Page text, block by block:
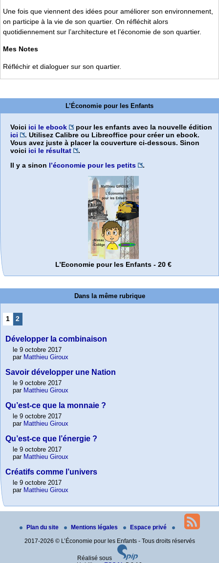
Une fois que viennent des idées pour améliorer son environnement,
on participe à la vie de son quartier. On réfléchit alors
quotidiennement sur l’architecture et l’économie de son quartier.
Mes Notes
Réfléchir et dialoguer sur son quartier.
L’Économie pour les Enfants
Voici ici le ebook
pour les enfants avec la nouvelle édition
ici
. Utilisez Calibre ou Libreoffice pour créer un ebook.
Vous avez juste à placer la couverture ci-dessous. Sinon
voici ici le résultat
.
Il y a sinon l’économie pour les petits .
L’Economie pour les Enfants - 20 €
Dans la même rubrique
1 2
Développer la combinaison
le 9 octobre 2017
par Matthieu Giroux
Savoir développer une Nation
le 9 octobre 2017
par Matthieu Giroux
Qu’est-ce que la monnaie ?
le 9 octobre 2017
par Matthieu Giroux
Qu’est-ce que l’énergie ?
le 9 octobre 2017
par Matthieu Giroux
Créatifs comme l’univers
le 9 octobre 2017
par Matthieu Giroux
Plan du site Mentions légales
Espace privé
2017-2026 © L’Économie pour les Enfants - Tous droits réservés
Réalisé sous